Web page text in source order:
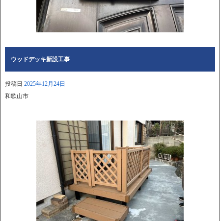
ウッドデッキ新設工事
投稿日 2025年12月24日
和歌山市